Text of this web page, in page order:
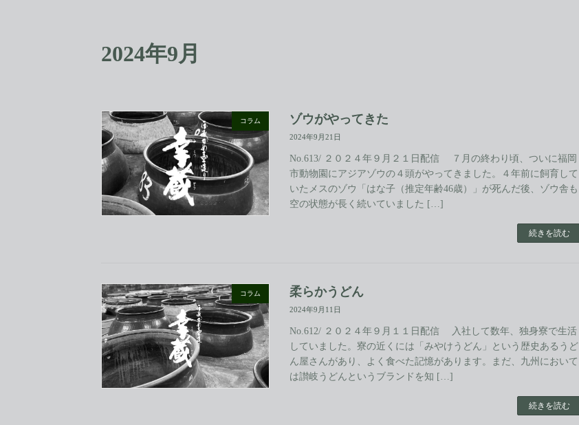
2024年9月
コラム ゾウがやってきた
2024年9月21日
No.613/ ２０２４年９月２１日配信 ７月の終わり頃、ついに福岡
市動物園にアジアゾウの４頭がやってきました。４年前に飼育して
いたメスのゾウ「はな子（推定年齢46歳）」が死んだ後、ゾウ舎も
空の状態が長く続いていました […]
続きを読む
コラム 柔らかうどん
2024年9月11日
No.612/ ２０２４年９月１１日配信 入社して数年、独身寮で生活
していました。寮の近くには「みやけうどん」という歴史あるうど
ん屋さんがあり、よく食べた記憶があります。まだ、九州において
は讃岐うどんというブランドを知 […]
続きを読む